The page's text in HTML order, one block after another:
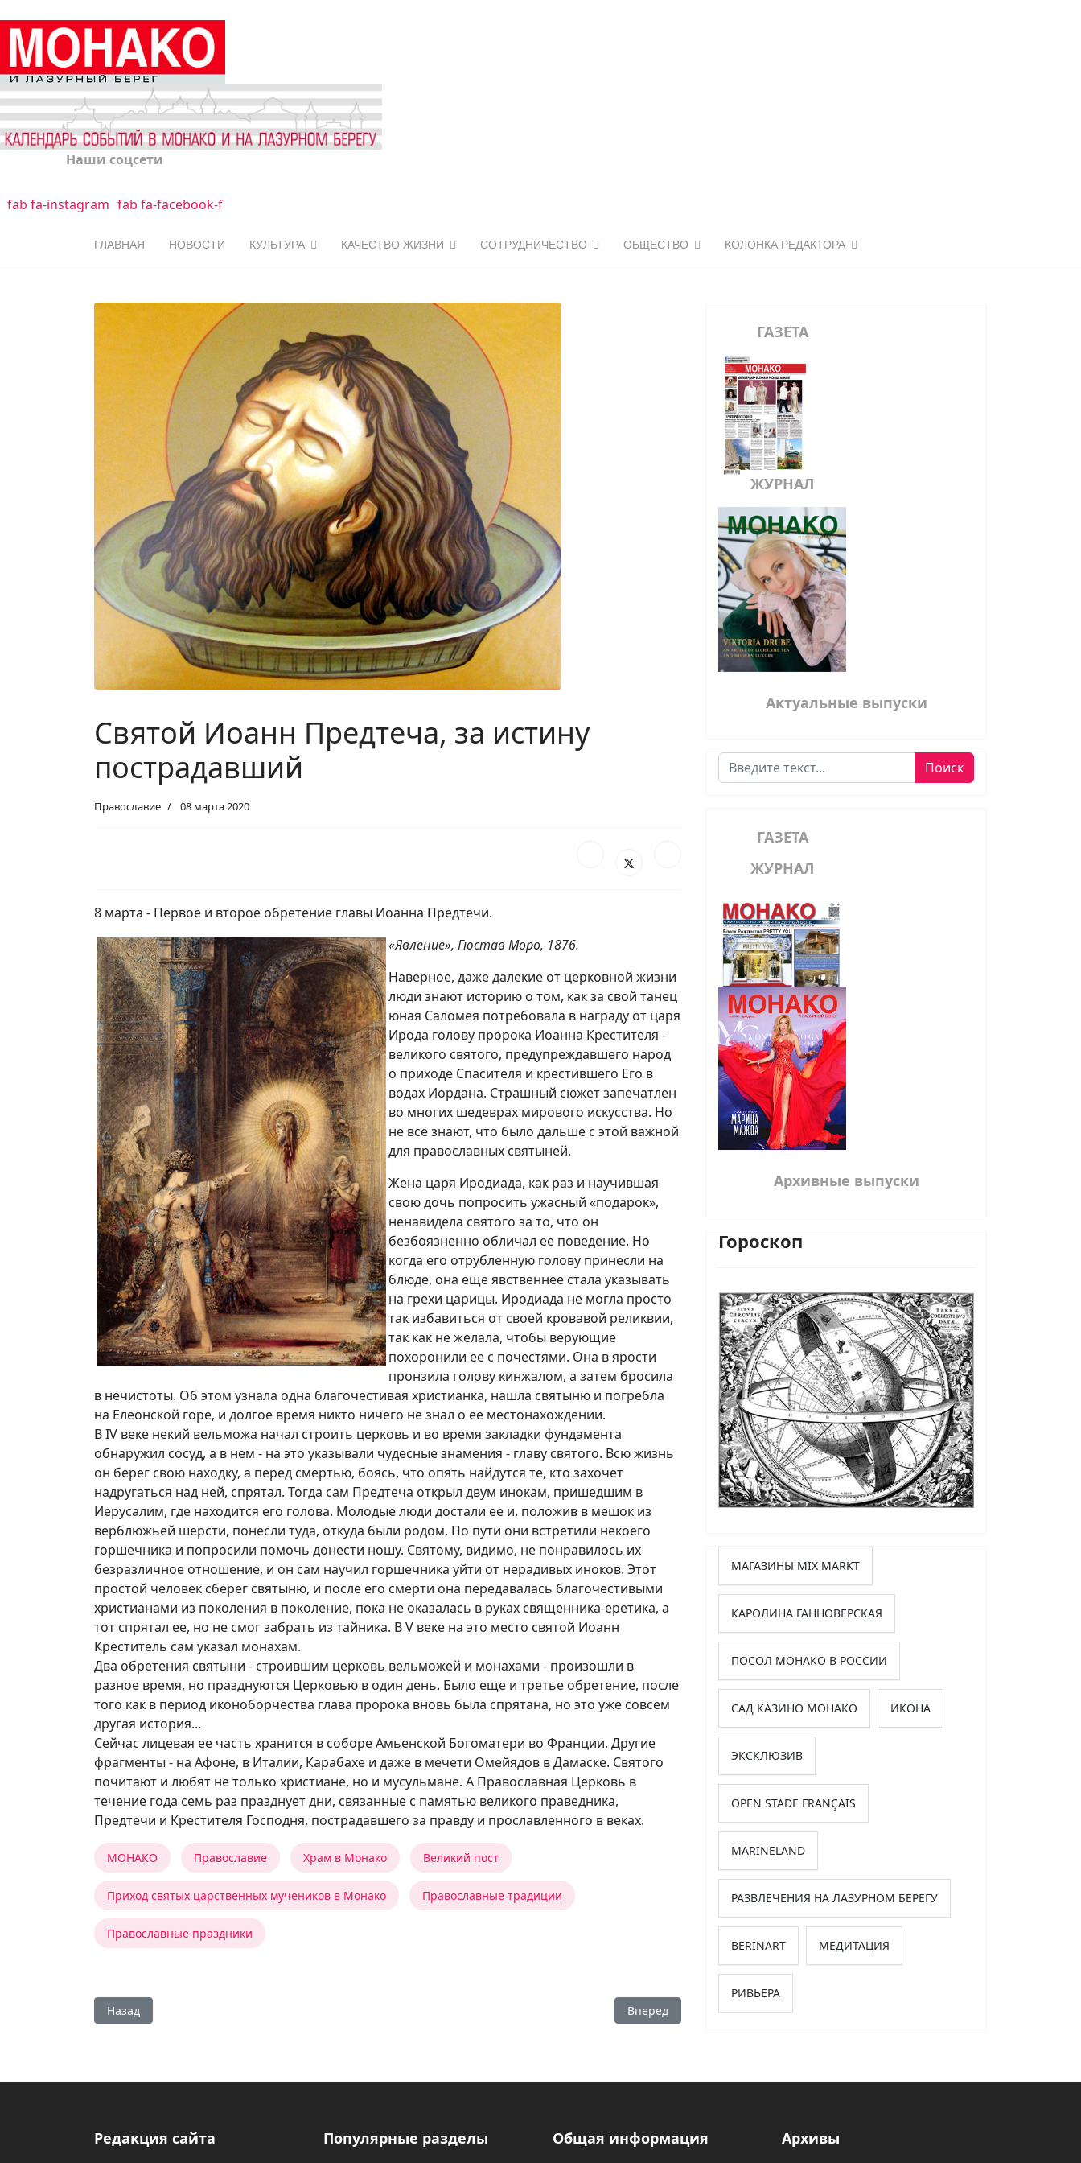
Наши соцсети
fab fa-instagram fab fa-facebook-f
ГЛАВНАЯ НОВОСТИ КУЛЬТУРА КАЧЕСТВО ЖИЗНИ СОТРУДНИЧЕСТВО ОБЩЕСТВО КОЛОНКА РЕДАКТОРА
Святой Иоанн Предтеча, за истину
пострадавший
Православие 08 марта 2020
8 марта - Первое и второе обретение главы Иоанна Предтечи.
«Явление», Гюстав Моро, 1876.
Наверное, даже далекие от церковной жизни
люди знают историю о том, как за свой танец
юная Саломея потребовала в награду от царя
Ирода голову пророка Иоанна Крестителя -
великого святого, предупреждавшего народ
о приходе Спасителя и крестившего Его в
водах Иордана. Страшный сюжет запечатлен
во многих шедеврах мирового искусства. Но
не все знают, что было дальше с этой важной
для православных святыней.
Жена царя Иродиада, как раз и научившая
свою дочь попросить ужасный «подарок»,
ненавидела святого за то, что он
безбоязненно обличал ее поведение. Но
когда его отрубленную голову принесли на
блюде, она еще явственнее стала указывать
на грехи царицы. Иродиада не могла просто
так избавиться от своей кровавой реликвии,
так как не желала, чтобы верующие
похоронили ее с почестями. Она в ярости
пронзила голову кинжалом, а затем бросила
в нечистоты. Об этом узнала одна благочестивая христианка, нашла святыню и погребла
на Елеонской горе, и долгое время никто ничего не знал о ее местонахождении.
В IV веке некий вельможа начал строить церковь и во время закладки фундамента
обнаружил сосуд, а в нем - на это указывали чудесные знамения - главу святого. Всю жизнь
он берег свою находку, а перед смертью, боясь, что опять найдутся те, кто захочет
надругаться над ней, спрятал. Тогда сам Предтеча открыл двум инокам, пришедшим в
Иерусалим, где находится его голова. Молодые люди достали ее и, положив в мешок из
верблюжьей шерсти, понесли туда, откуда были родом. По пути они встретили некоего
горшечника и попросили помочь донести ношу. Святому, видимо, не понравилось их
безразличное отношение, и он сам научил горшечника уйти от нерадивых иноков. Этот
простой человек сберег святыню, и после его смерти она передавалась благочестивыми
христианами из поколения в поколение, пока не оказалась в руках священника-еретика, а
тот спрятал ее, но не смог забрать из тайника. В V веке на это место святой Иоанн
Креститель сам указал монахам.
Два обретения святыни - строившим церковь вельможей и монахами - произошли в
разное время, но празднуются Церковью в один день. Было еще и третье обретение, после
того как в период иконоборчества глава пророка вновь была спрятана, но это уже совсем
другая история...
Сейчас лицевая ее часть хранится в соборе Амьенской Богоматери во Франции. Другие
фрагменты - на Афоне, в Италии, Карабахе и даже в мечети Омейядов в Дамаске. Святого
почитают и любят не только христиане, но и мусульмане. А Православная Церковь в
течение года семь раз празднует дни, связанные с памятью великого праведника,
Предтечи и Крестителя Господня, пострадавшего за правду и прославленного в веках.
МОНАКО Православие Храм в Монако Великий пост
Приход святых царственных мучеников в Монако Православные традиции
Православные праздники
Предыдущий: Сорок мучеников и жаворонки
Назад Следующий: Великий пост: «Снова встань!»
Вперед
ГАЗЕТА
ЖУРНАЛ
Актуальные выпуски
Поиск Поиск
ГАЗЕТА
ЖУРНАЛ
Архивные выпуски
Гороскоп
МАГАЗИНЫ MIX MARKT
КАРОЛИНА ГАННОВЕРСКАЯ
ПОСОЛ МОНАКО В РОССИИ
САД КАЗИНО МОНАКО ИКОНА
ЭКСКЛЮЗИВ
OPEN STADE FRANÇAIS
MARINELAND
РАЗВЛЕЧЕНИЯ НА ЛАЗУРНОМ БЕРЕГУ
BERINART МЕДИТАЦИЯ
РИВЬЕРА
Редакция сайта Популярные разделы Общая информация Архивы